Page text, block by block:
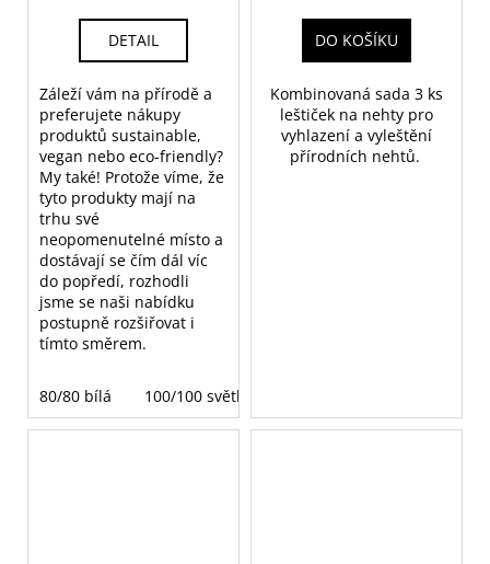
DETAIL
Záleží vám na přírodě a
preferujete nákupy
produktů sustainable,
vegan nebo eco-friendly?
My také! Protože víme, že
tyto produkty mají na
trhu své
neopomenutelné místo a
dostávají se čím dál víc
do popředí, rozhodli
jsme se naši nabídku
postupně rozšiřovat i
tímto směrem.
80/80 bílá 100/100 světle hnědá
DO KOŠÍKU
Kombinovaná sada 3 ks
leštiček na nehty pro
vyhlazení a vyleštění
přírodních nehtů.